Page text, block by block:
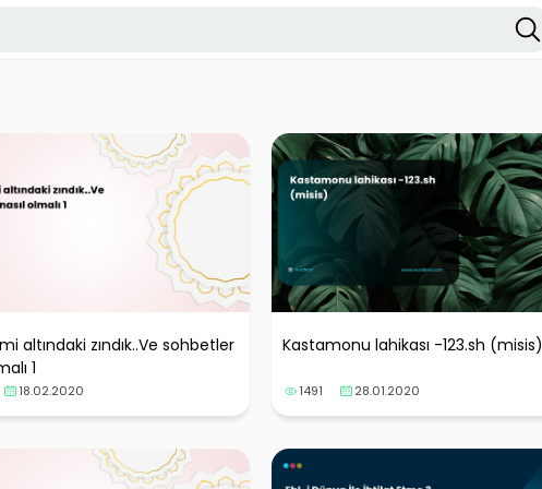
altındaki zındık..Ve sohbetler
1
18.02.2020
Kastamonu lahikası -123.sh (misis)
1491 28.01.2020